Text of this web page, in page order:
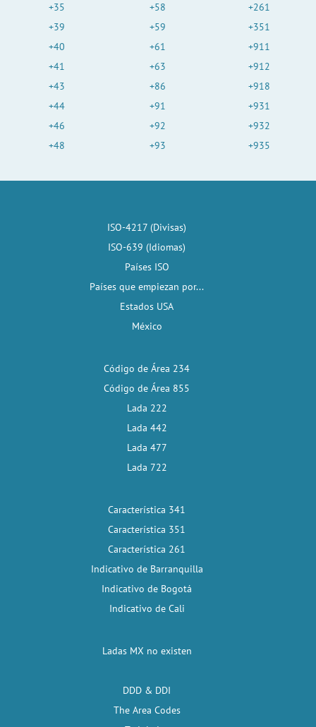
+35
+39
+40
+41
+43
+44
+46
+48
+58
+59
+61
+63
+86
+91
+92
+93
+261
+351
+911
+912
+918
+931
+932
+935
ISO-4217 (Divisas)
ISO-639 (Idiomas)
Países ISO
Países que empiezan por...
Estados USA
México
Código de Área 234
Código de Área 855
Lada 222
Lada 442
Lada 477
Lada 722
Característica 341
Característica 351
Característica 261
Indicativo de Barranquilla
Indicativo de Bogotá
Indicativo de Cali
Ladas MX no existen
DDD & DDI
The Area Codes